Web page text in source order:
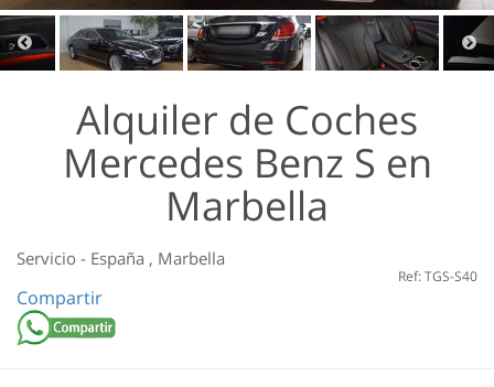
Alquiler de Coches
Mercedes Benz S en
Marbella
Servicio - España , Marbella
Ref: TGS-S40
Compartir